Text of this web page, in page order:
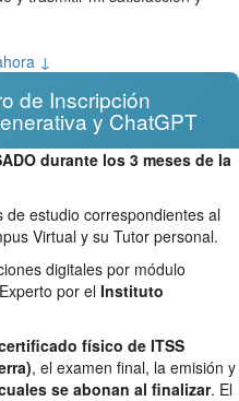
↓
de Inscripción
y ChatGPT
durante los 3 meses de la
de estudio correspondientes al
Virtual y su Tutor personal.
digitales por módulo
por elInstituto
físico de ITSS
, el examen final, la emisión y
se abonan al finalizar. El